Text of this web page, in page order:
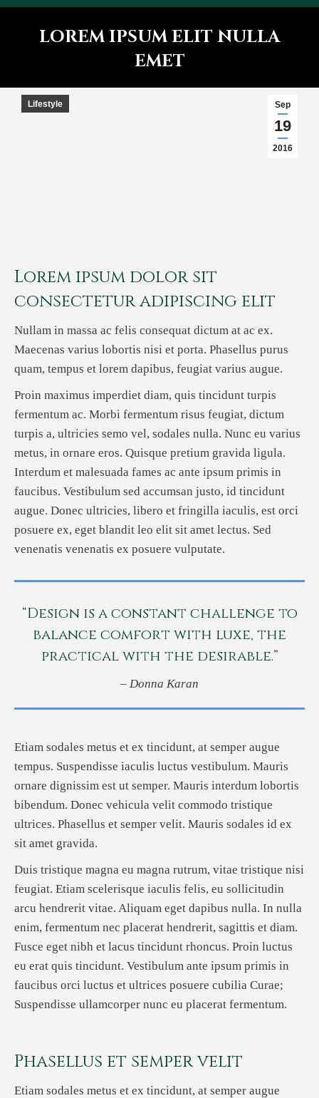
LOREM IPSUM ELIT NULLA
EMET
Sep
19
2016
Lifestyle
Lorem ipsum dolor sit
consectetur adipiscing elit
Nullam in massa ac felis consequat dictum at ac ex.
Maecenas varius lobortis nisi et porta. Phasellus purus
quam, tempus et lorem dapibus, feugiat varius augue.
Proin maximus imperdiet diam, quis tincidunt turpis
fermentum ac. Morbi fermentum risus feugiat, dictum
turpis a, ultricies semo vel, sodales nulla. Nunc eu varius
metus, in ornare eros. Quisque pretium gravida ligula.
Interdum et malesuada fames ac ante ipsum primis in
faucibus. Vestibulum sed accumsan justo, id tincidunt
augue. Donec ultricies, libero et fringilla iaculis, est orci
posuere ex, eget blandit leo elit sit amet lectus. Sed
venenatis venenatis ex posuere vulputate.
“Design is a constant challenge to
balance comfort with luxe, the
practical with the desirable.”
– Donna Karan
Etiam sodales metus et ex tincidunt, at semper augue
tempus. Suspendisse iaculis luctus vestibulum. Mauris
ornare dignissim est ut semper. Mauris interdum lobortis
bibendum. Donec vehicula velit commodo tristique
ultrices. Phasellus et semper velit. Mauris sodales id ex
sit amet gravida.
Duis tristique magna eu magna rutrum, vitae tristique nisi
feugiat. Etiam scelerisque iaculis felis, eu sollicitudin
arcu hendrerit vitae. Aliquam eget dapibus nulla. In nulla
enim, fermentum nec placerat hendrerit, sagittis et diam.
Fusce eget nibh et lacus tincidunt rhoncus. Proin luctus
eu erat quis tincidunt. Vestibulum ante ipsum primis in
faucibus orci luctus et ultrices posuere cubilia Curae;
Suspendisse ullamcorper nunc eu placerat fermentum.
Phasellus et semper velit
Etiam sodales metus et ex tincidunt, at semper augue